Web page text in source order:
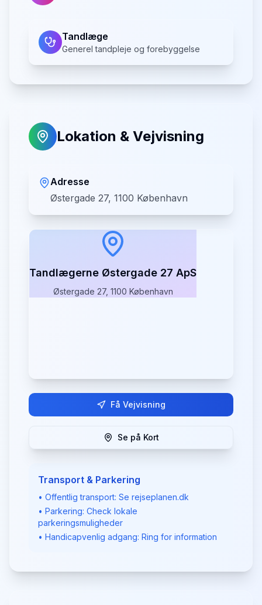
Tandlæge
Generel tandpleje og forebyggelse
Lokation & Vejvisning
Adresse
Østergade 27, 1100 København
Tandlægerne Østergade 27 ApS
Østergade 27, 1100 København
Få Vejvisning
Se på Kort
Transport & Parkering
• Offentlig transport: Se rejseplanen.dk
• Parkering: Check lokale
parkeringsmuligheder
• Handicapvenlig adgang: Ring for information